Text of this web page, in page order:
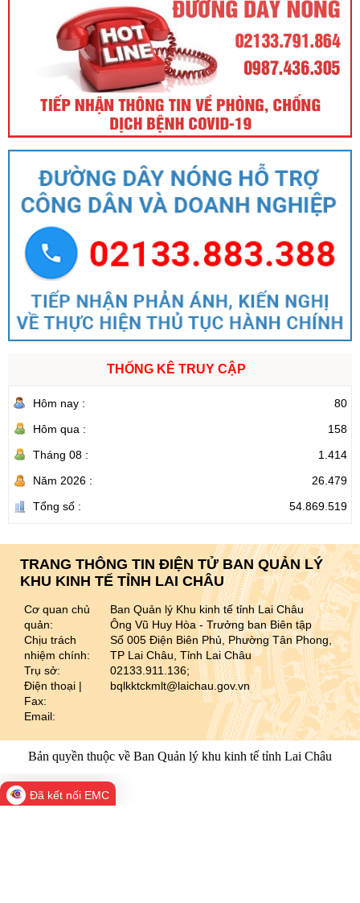
THỐNG KÊ TRUY CẬP
Hôm nay :
80
Hôm qua :
158
Tháng 08 :
1.414
Năm 2026 :
26.479
Tổng số :
54.869.519
TRANG THÔNG TIN ĐIỆN TỬ BAN QUẢN LÝ
KHU KINH TẾ TỈNH LAI CHÂU
Cơ quan chủ
quản:
Chịu trách
nhiệm chính:
Trụ sở:
Điện thoại |
Fax:
Email:
Ban Quản lý Khu kinh tế tỉnh Lai Châu
Ông Vũ Huy Hòa - Trưởng ban Biên tập
Số 005 Điện Biên Phủ, Phường Tân Phong,
TP Lai Châu, Tỉnh Lai Châu
02133.911.136;
bqlkktckmlt@laichau.gov.vn
Bản quyền thuộc về Ban Quản lý khu kinh tế tỉnh Lai Châu
Đã kết nối EMC